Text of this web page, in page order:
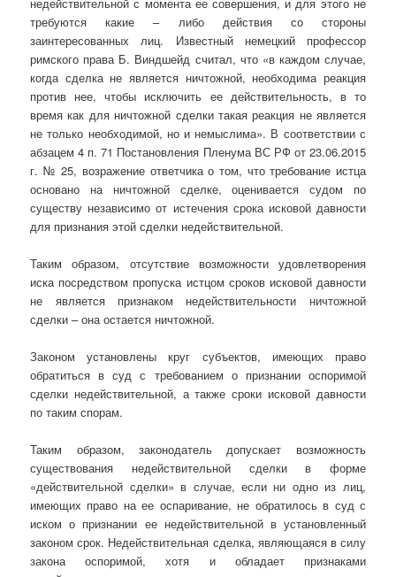
требуются какие – либо действия со стороны
заинтересованных лиц. Известный немецкий профессор
римского права Б. Виндшейд считал, что «в каждом случае,
когда сделка не является ничтожной, необходима реакция
против нее, чтобы исключить ее действительность, в то
время как для ничтожной сделки такая реакция не является
не только необходимой, но и немыслима». В соответствии с
абзацем 4 п. 71 Постановления Пленума ВС РФ от 23.06.2015
г. № 25, возражение ответчика о том, что требование истца
основано на ничтожной сделке, оценивается судом по
существу независимо от истечения срока исковой давности
для признания этой сделки недействительной.
Таким образом, отсутствие возможности удовлетворения
иска посредством пропуска истцом сроков исковой давности
не является признаком недействительности ничтожной
сделки – она остается ничтожной.
Законом установлены круг субъектов, имеющих право
обратиться в суд с требованием о признании оспоримой
сделки недействительной, а также сроки исковой давности
по таким спорам.
Таким образом, законодатель допускает возможность
существования недействительной сделки в форме
«действительной сделки» в случае, если ни одно из лиц,
имеющих право на ее оспаривание, не обратилось в суд с
иском о признании ее недействительной в установленный
законом срок. Недействительная сделка, являющаяся в силу
закона оспоримой, хотя и обладает признаками